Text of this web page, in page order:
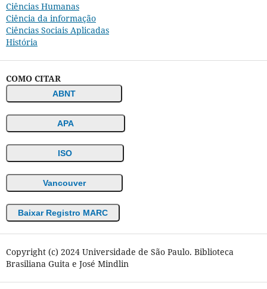
Ciências Humanas
Ciência da informação
Ciências Sociais Aplicadas
História
COMO CITAR
ABNT
APA
ISO
Vancouver
Baixar Registro MARC
Copyright (c) 2024 Universidade de São Paulo. Biblioteca
Brasiliana Guita e José Mindlin